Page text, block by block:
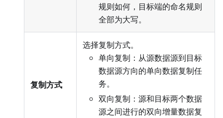
规则如何，目标端的命名规则
全部为大写。
复制方式
选择复制方式。
单向复制：从源数据源到目标
数据源方向的单向数据复制任
务。
双向复制：源和目标两个数据
源之间进行的双向增量数据复